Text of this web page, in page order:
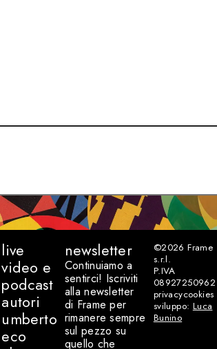
live
video e
podcast
autori
umberto
eco
newsletter
Continuiamo a
sentirci! Iscriviti
alla newsletter
di Frame per
rimanere sempre
sul pezzo su
quello che
©2026Frame
s.r.l.
P.IVA
08927250962
privacycookies
sviluppo: Luca
Bunino